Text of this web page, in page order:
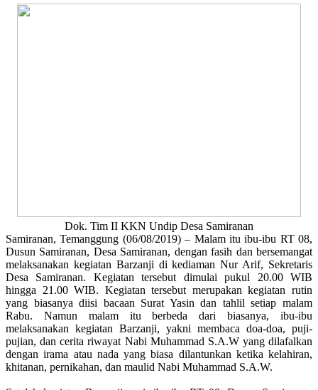
Dok. Tim II KKN Undip Desa Samiranan
Samiranan, Temanggung (06/08/2019) – Malam itu ibu-ibu RT 08,
Dusun Samiranan, Desa Samiranan, dengan fasih dan bersemangat
melaksanakan kegiatan Barzanji di kediaman Nur Arif, Sekretaris
Desa Samiranan. Kegiatan tersebut dimulai pukul 20.00 WIB
hingga 21.00 WIB. Kegiatan tersebut merupakan kegiatan rutin
yang biasanya diisi bacaan Surat Yasin dan tahlil setiap malam
Rabu. Namun malam itu berbeda dari biasanya, ibu-ibu
melaksanakan kegiatan Barzanji, yakni membaca doa-doa, puji-
pujian, dan cerita riwayat Nabi Muhammad S.A.W yang dilafalkan
dengan irama atau nada yang biasa dilantunkan ketika kelahiran,
khitanan, pernikahan, dan maulid Nabi Muhammad S.A.W.